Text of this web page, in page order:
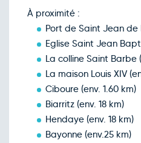
08
déc.
269€
Mer.
09
déc.
269€/pers
Jeu.
10
déc.
269€/pers
Ven.
déc.
269€/pers
Sam.
déc.
276€/pers
À proximité :
Port de Saint Jean de
Eglise Saint Jean
La colline Saint Barbe
La maison Louis XIV
Ciboure (env. 1.60 km)
Biarritz (env. 18 km)
Hendaye (env. 18 km)
Bayonne (env.25 km)